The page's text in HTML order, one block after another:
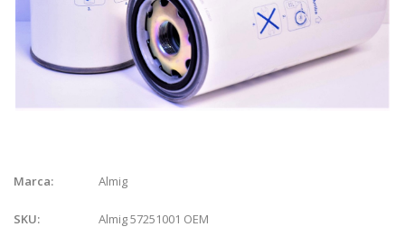
Marca: Almig
SKU: Almig 57251001 OEM